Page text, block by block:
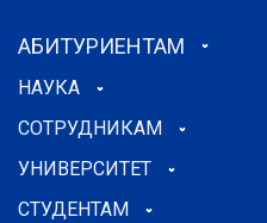
АБИТУРИЕНТАМ
НАУКА
СОТРУДНИКАМ
УНИВЕРСИТЕТ
СТУДЕНТАМ